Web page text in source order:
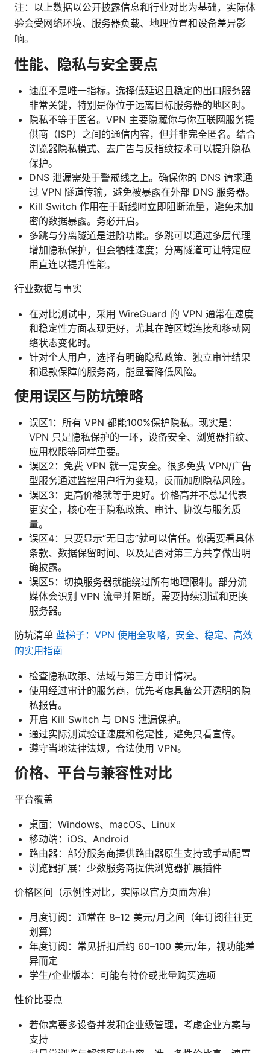
注：以上数据以公开披露信息和行业对比为基础，实际体
验会受网络环境、服务器负载、地理位置和设备差异影
响。
性能、隐私与安全要点
速度不是唯一指标。选择低延迟且稳定的出口服务器
非常关键，特别是你位于远离目标服务器的地区时。
隐私不等于匿名。VPN 主要隐藏你与你互联网服务提
供商（ISP）之间的通信内容，但并非完全匿名。结合
浏览器隐私模式、去广告与反指纹技术可以提升隐私
保护。
DNS 泄漏需处于警戒线之上。确保你的 DNS 请求通
过 VPN 隧道传输，避免被暴露在外部 DNS 服务器。
Kill Switch 作用在于断线时立即阻断流量，避免未加
密的数据暴露。务必开启。
多跳与分离隧道是进阶功能。多跳可以通过多层代理
增加隐私保护，但会牺牲速度；分离隧道可让特定应
用直连以提升性能。
行业数据与事实
在对比测试中，采用 WireGuard 的 VPN 通常在速度
和稳定性方面表现更好，尤其在跨区域连接和移动网
络状态变化时。
针对个人用户，选择有明确隐私政策、独立审计结果
和退款保障的服务商，能显著降低风险。
使用误区与防坑策略
误区1：所有 VPN 都能100%保护隐私。现实是：
VPN 只是隐私保护的一环，设备安全、浏览器指纹、
应用权限等同样重要。
误区2：免费 VPN 就一定安全。很多免费 VPN/广告
型服务通过监控用户行为变现，反而加剧隐私风险。
误区3：更高价格就等于更好。价格高并不总是代表
更安全，核心在于隐私政策、审计、协议与服务质
量。
误区4：只要显示“无日志”就可以信任。你需要看具体
条款、数据保留时间、以及是否对第三方共享做出明
确披露。
误区5：切换服务器就能绕过所有地理限制。部分流
媒体会识别 VPN 流量并阻断，需要持续测试和更换
服务器。
防坑清单 蓝梯子：VPN 使用全攻略，安全、稳定、高效
的实用指南
检查隐私政策、法域与第三方审计情况。
使用经过审计的服务商，优先考虑具备公开透明的隐
私报告。
开启 Kill Switch 与 DNS 泄漏保护。
通过实际测试验证速度和稳定性，避免只看宣传。
遵守当地法律法规，合法使用 VPN。
价格、平台与兼容性对比
平台覆盖
桌面：Windows、macOS、Linux
移动端：iOS、Android
路由器：部分服务商提供路由器原生支持或手动配置
浏览器扩展：少数服务商提供浏览器扩展插件
价格区间（示例性对比，实际以官方页面为准）
月度订阅：通常在 8–12 美元/月之间（年订阅往往更
划算）
年度订阅：常见折扣后约 60–100 美元/年，视功能差
异而定
学生/企业版本：可能有特价或批量购买选项
性价比要点
若你需要多设备并发和企业级管理，考虑企业方案与
支持